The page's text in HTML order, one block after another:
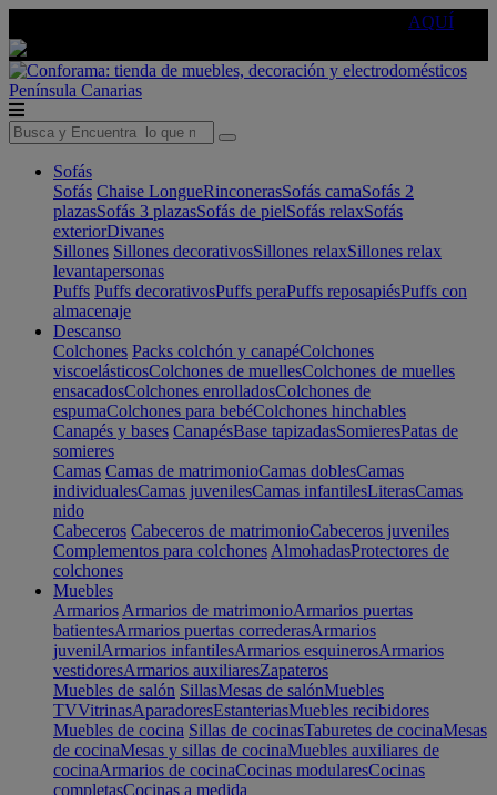
AQUÍ
Península Canarias
Sofás
Sofás Chaise LongueRinconerasSofás camaSofás 2
plazasSofás 3 plazasSofás de pielSofás relaxSofás
exteriorDivanes
Sillones Sillones decorativosSillones relaxSillones relax
levantapersonas
Puffs Puffs decorativosPuffs peraPuffs reposapiésPuffs con
almacenaje
Descanso
Colchones Packs colchón y canapéColchones
viscoelásticosColchones de muellesColchones de muelles
ensacadosColchones enrolladosColchones de
espumaColchones para bebéColchones hinchables
Canapés y bases CanapésBase tapizadasSomieresPatas de
somieres
Camas Camas de matrimonioCamas doblesCamas
individualesCamas juvenilesCamas infantilesLiterasCamas
nido
Cabeceros Cabeceros de matrimonioCabeceros juveniles
Complementos para colchones AlmohadasProtectores de
colchones
Muebles
Armarios Armarios de matrimonioArmarios puertas
batientesArmarios puertas correderasArmarios
juvenilArmarios infantilesArmarios esquinerosArmarios
vestidoresArmarios auxiliaresZapateros
Muebles de salón SillasMesas de salónMuebles
TVVitrinasAparadoresEstanteriasMuebles recibidores
Muebles de cocina Sillas de cocinasTaburetes de cocinaMesas
de cocinaMesas y sillas de cocinaMuebles auxiliares de
cocinaArmarios de cocinaCocinas modularesCocinas
completasCocinas a medida